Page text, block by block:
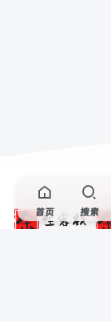
首页 搜索